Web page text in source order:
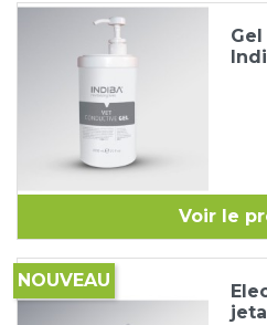
Voir le
NOUVEAU